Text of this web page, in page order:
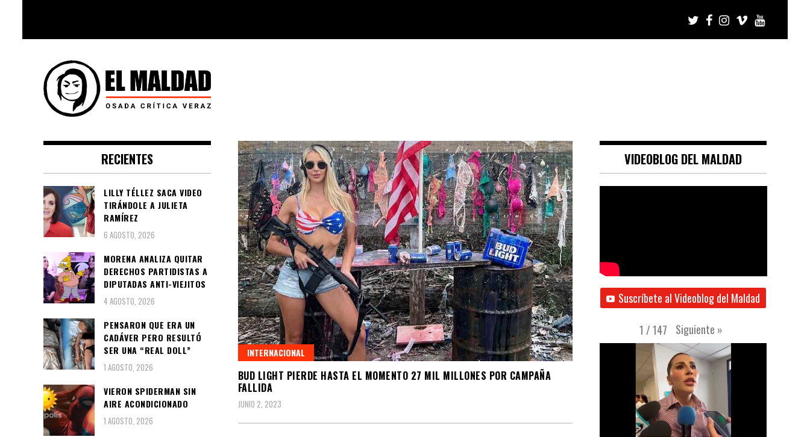
content
El Maldad
Música, Cine, TV, Series, Viral y
INTERNACIONAL
BUD LIGHT PIERDE HASTA EL MOMENTO 27 MIL MILLONES POR CAMPAÑA
FALLIDA
JUNIO 2, 2023
RECIENTES
LILLY TÉLLEZ SACA VIDEO
TIRÁNDOLE A JULIETA
RAMÍREZ
6 AGOSTO, 2026
MORENA ANALIZA QUITAR
DERECHOS PARTIDISTAS A
DIPUTADAS ANTI-VIEJITOS
4 AGOSTO, 2026
PENSARON QUE ERA UN
CADÁVER PERO RESULTÓ
SER UNA “REAL DOLL”
1 AGOSTO, 2026
VIERON SPIDERMAN SIN
AIRE ACONDICIONADO
1 AGOSTO, 2026
VIDEOBLOG DEL MALDAD
Suscríbete al Videoblog del Maldad
1 / 147 Siguiente »